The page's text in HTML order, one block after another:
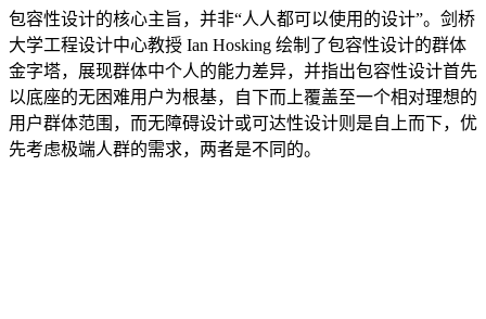
包容性设计的核心主旨，并非“人人都可以使用的设计”。剑桥
大学工程设计中心教授 Ian Hosking 绘制了包容性设计的群体
金字塔，展现群体中个人的能力差异，并指出包容性设计首先
以底座的无困难用户为根基，自下而上覆盖至一个相对理想的
用户群体范围，而无障碍设计或可达性设计则是自上而下，优
先考虑极端人群的需求，两者是不同的。